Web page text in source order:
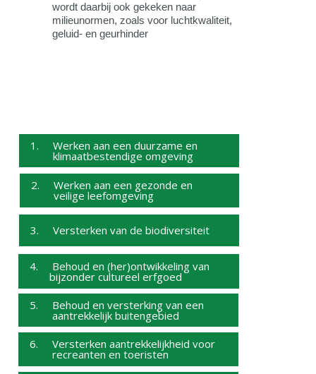
6. Versterken aantrekkelijkheid voor
recreanten en toeristen
5. Behoud en versterking van een
aantrekkelijk buitengebied
4. Behoud en (her)ontwikkeling van
bijzonder cultureel erfgoed
3. Versterken van de biodiversiteit
2. Werken aan een gezonde en
veilige leefomgeving
1. Werken aan een duurzame en
klimaatbestendige omgeving
wordt daarbij ook gekeken naar
milieunormen, zoals voor luchtkwaliteit,
geluid- en geurhinder